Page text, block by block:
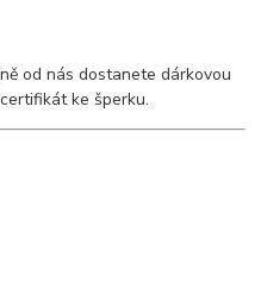
od nás dostanete dárkovou
ke šperku.